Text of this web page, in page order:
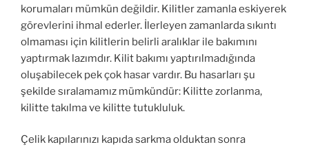
korumaları mümkün değildir. Kilitler zamanla eskiyerek
görevlerini ihmal ederler. İlerleyen zamanlarda sıkıntı
olmaması için kilitlerin belirli aralıklar ile bakımını
yaptırmak lazımdır. Kilit bakımı yaptırılmadığında
oluşabilecek pek çok hasar vardır. Bu hasarları şu
şekilde sıralamamız mümkündür: Kilitte zorlanma,
kilitte takılma ve kilitte tutukluluk.
Çelik kapılarınızı kapıda sarkma olduktan sonra